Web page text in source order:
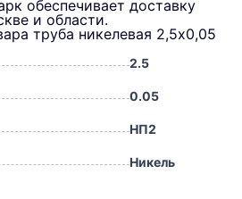
обеспечивает доставку
и области.
труба никелевая 2,5х0,05
2.5
0.05
НП2
Никель